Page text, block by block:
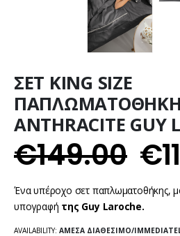
ΣΕΤ KING SIZE
ΠΑΠΛΩΜΑΤΟΘΗΚΗ
ANTHRACITE GUY
€149.00 €
Ένα υπέροχο σετ παπλωματοθήκης,
υπογραφή της Guy Laroche.
AVAILABILITY: ΆΜΕΣΑ ΔΙΑΘΈΣΙΜΟ/